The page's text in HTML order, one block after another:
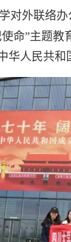
对外联络
命”主题
人民共和